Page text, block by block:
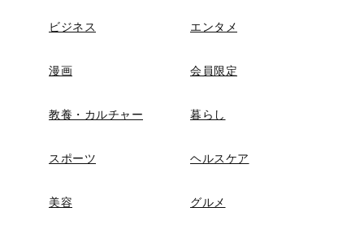
ビジネス エンタメ
漫画 会員限定
教養・カルチャー 暮らし
スポーツ ヘルスケア
美容 グルメ